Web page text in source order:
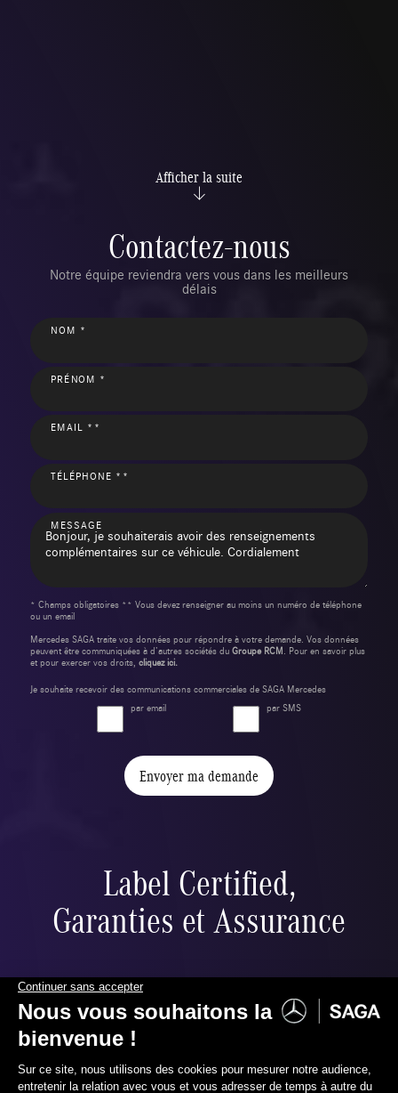
Afficher la suite
Contactez-nous
Notre équipe reviendra vers vous dans les meilleurs
délais
NOM *
PRÉNOM *
EMAIL **
TÉLÉPHONE **
MESSAGE
* Champs obligatoires ** Vous devez renseigner au moins un numéro de téléphone
ou un email
Mercedes SAGA traite vos données pour répondre à votre demande. Vos données
peuvent être communiquées à d’autres sociétés du Groupe RCM . Pour en savoir plus
et pour exercer vos droits, cliquez ici.
Je souhaite recevoir des communications commerciales de SAGA Mercedes
par email
par SMS
Envoyer ma demande
Label Certified,
Garanties et Assurance
Le label Mercedes-Benz Certified vous propose
des voitures d’occasion de haute qualité.